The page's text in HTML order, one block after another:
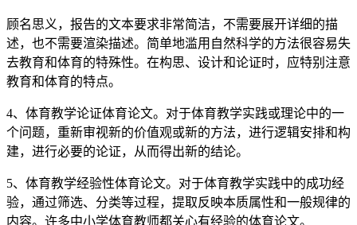
顾名思义，报告的文本要求非常简洁，不需要展开详细的描
述，也不需要渲染描述。简单地滥用自然科学的方法很容易失
去教育和体育的特殊性。在构思、设计和论证时，应特别注意
教育和体育的特点。
4、体育教学论证体育论文。对于体育教学实践或理论中的一
个问题，重新审视新的价值观或新的方法，进行逻辑安排和构
建，进行必要的论证，从而得出新的结论。
5、体育教学经验性体育论文。对于体育教学实践中的成功经
验，通过筛选、分类等过程，提取反映本质属性和一般规律的
内容。许多中小学体育教师都关心有经验的体育论文。